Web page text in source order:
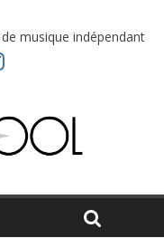
musique indépendant
en hausse
entre chaleur et bonne
bière, métal et
du Professeur Puth